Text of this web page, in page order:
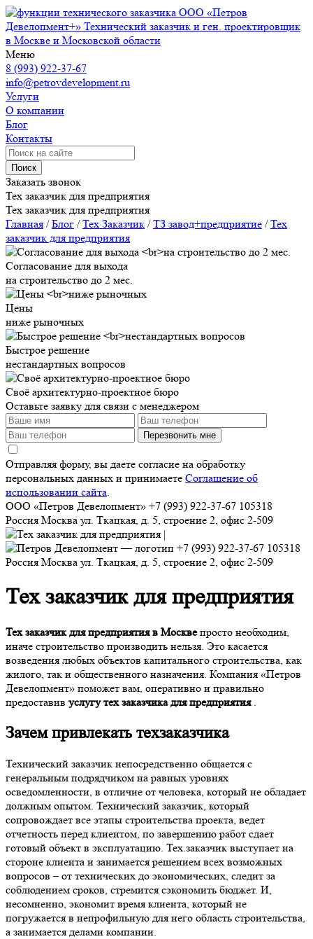
ООО «Петров
Девелопмент+» Технический заказчик и ген. проектировщик
в Москве и Московской области
Меню
8 (993) 922-37-67
info@petrovdevelopment.ru
Услуги
О компании
Блог
Контакты
Поиск
Заказать звонок
Тех заказчик для предприятия
Тех заказчик для предприятия
Главная /Блог /Тех Заказчик /ТЗ завод+предприятие /Тех
заказчик для предприятия
Согласование для выхода
на строительство до 2 мес.
Цены
ниже рыночных
Быстрое решение
нестандартных вопросов
Своё архитектурно-проектное бюро
Оставьте заявку для связи с менеджером
Перезвонить мне
Отправляя форму, вы даете согласие на обработку
персональных данных и принимаете Соглашение об
использовании сайта.
ООО «Петров Девелопмент» +7 (993) 922-37-67 105318
Россия Москва ул. Ткацкая, д. 5, строение 2, офис 2-509
+7 (993) 922-37-67 105318
Россия Москва ул. Ткацкая, д. 5, строение 2, офис 2-509
Тех заказчик для предприятия
Тех заказчик для предприятия в Москвепросто необходим,
иначе строительство производить нельзя. Это касается
возведения любых объектов капитального строительства, как
жилого, так и общественного назначения. Компания «Петров
Девелопмент» поможет вам, оперативно и правильно
предоставив услугу тех заказчика для предприятия .
Зачем привлекать техзаказчика
Технический заказчик непосредственно общается с
генеральным подрядчиком на равных уровнях
осведомленности, в отличие от человека, который не обладает
должным опытом. Технический заказчик, который
сопровождает все этапы строительства проекта, ведет
отчетность перед клиентом, по завершению работ сдает
готовый объект в эксплуатацию. Тех.заказчик выступает на
стороне клиента и занимается решением всех возможных
вопросов – от технических до экономических, следит за
соблюдением сроков, стремится сэкономить бюджет. И,
несомненно, экономит время клиента, который не
погружается в непрофильную для него область строительства,
а занимается делами компании.